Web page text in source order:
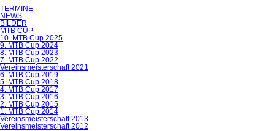
TERMINE
NEWS
BILDER
MTB CUP
10. MTB Cup 2025
9. MTB Cup 2024
8. MTB Cup 2023
7. MTB Cup 2022
Vereinsmeisterschaft 2021
6. MTB Cup 2019
5. MTB Cup 2018
4. MTB Cup 2017
3. MTB Cup 2016
2. MTB Cup 2015
1. MTB Cup 2014
Vereinsmeisterschaft 2013
Vereinsmeisterschaft 2012